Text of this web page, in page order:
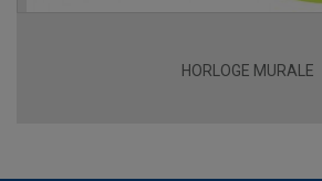
HORLOGE MURALE